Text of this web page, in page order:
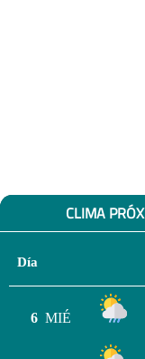
CLIMA
Día
6 MIÉ